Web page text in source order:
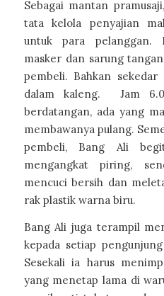
Sebagai mantan
tata kelola penyajian
untuk para pelanggan.
masker dan sarung
pembeli. Bahkan
dalam kaleng. Jam
berdatangan, ada yang
membawanya pulang.
pembeli, Bang Ali
mengangkat piring,
mencuci bersih dan
rak plastik warna biru.
Bang Ali juga terampil
kepada setiap
Sesekali ia harus
yang menetap lama di